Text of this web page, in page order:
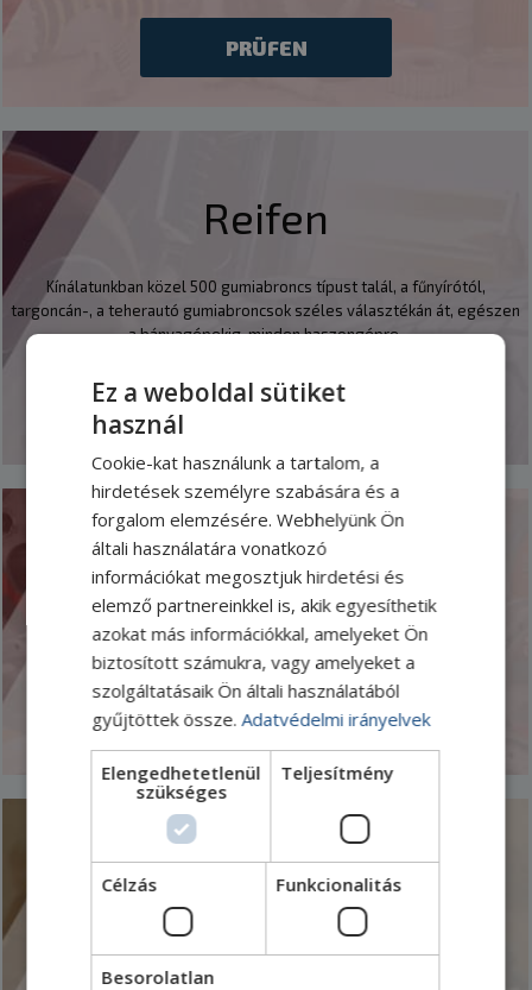
PRÜFEN
Reifen
Kínálatunkban közel 500 gumiabroncs típust talál, a fűnyírótól,
targoncán-, a teherautó gumiabroncsok széles választékán át, egészen
a bányagépekig, minden haszongépre.
PRÜFEN
Dienstleistung
Iveco, Tatra, Wielton, Mercedes-Benz offizieller Markenservice
PRÜFEN
Finanzierung
Trade Factoring, Working Capital und Investitionsfinanzierung.
Ez a weboldal sütiket
használ
Cookie-kat használunk a tartalom, a
hirdetések személyre szabására és a
forgalom elemzésére. Webhelyünk Ön
általi használatára vonatkozó
információkat megosztjuk hirdetési és
elemző partnereinkkel is, akik egyesíthetik
azokat más információkkal, amelyeket Ön
biztosított számukra, vagy amelyeket a
szolgáltatásaik Ön általi használatából
gyűjtöttek össze.Adatvédelmi irányelvek
Elengedhetetlenül
szükséges
Teljesítmény
Célzás Funkcionalitás
Besorolatlan